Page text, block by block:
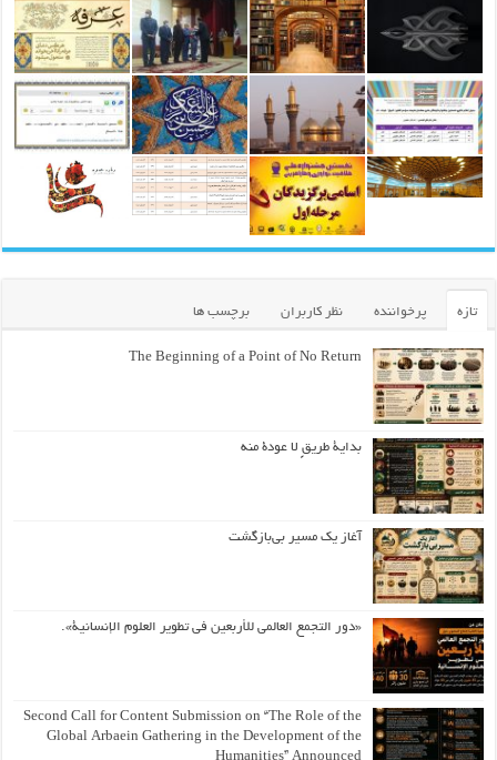
تازه پرخواننده نظر کاربران برچسب ها
The Beginning of a Point of No Return
بداية طريقٍ لا عودة منه
آغاز یک مسیر بی‌بازگشت
«دور التجمع العالمي للأربعين في تطوير العلوم الإنسانية».
Second Call for Content Submission on “The Role of the
Global Arbaein Gathering in the Development of the